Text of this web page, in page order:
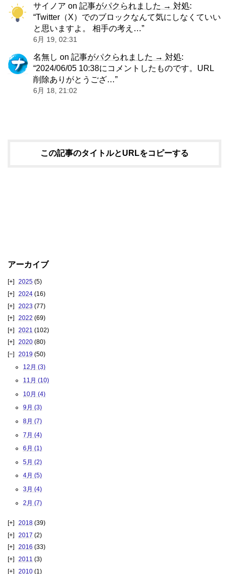
サイノア on 記事がパクられました → 対処:
“Twitter（X）でのブロックなんて気にしなくていい
と思いますよ。 相手の考え…”
6月 19, 02:31
名無し on 記事がパクられました → 対処:
“2024/06/05 10:38にコメントしたものです。URL
削除ありがとうござ…”
6月 18, 21:02
この記事のタイトルとURLをコピーする
アーカイブ
2025 (5)
2024 (16)
2023 (77)
2022 (69)
2021 (102)
2020 (80)
2019 (50)
12月 (3)
11月 (10)
10月 (4)
9月 (3)
8月 (7)
7月 (4)
6月 (1)
5月 (2)
4月 (5)
3月 (4)
2月 (7)
2018 (39)
2017 (2)
2016 (33)
2011 (3)
2010 (1)